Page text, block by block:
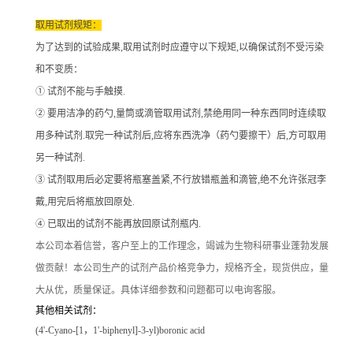
取用试剂规矩：
为了达到的试验成果,取用试剂时应遵守以下规矩,以确保试剂不受污染
和不变质：
① 试剂不能与手触摸.
② 要用洁净的药勺,量筒或滴管取用试剂,禁绝用同一种东西同时连续取
用多种试剂.取完一种试剂后,应将东西洗净（药勺要擦干）后,方可取用
另一种试剂.
③ 试剂取用后必定要将瓶塞盖紧,不行放错瓶盖和滴管,绝不允许张冠李
戴,用完后将瓶放回原处.
④ 已取出的试剂不能再放回原试剂瓶内.
本公司本着信誉，客户至上的工作理念，竭诚为生物科研事业蓬勃发展
做贡献！本公司生产的试剂产品价格竞争力，规格齐全，现货供应，量
大从优，质量保证。具体详细参数和问题都可以电询客服。
其他相关试剂：
(4'-Cyano-[1，1'-biphenyl]-3-yl)boronic acid